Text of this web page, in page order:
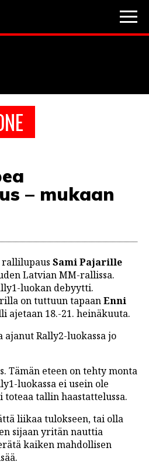
– mukaan
rallilupaus Sami Pajarille
Latvian MM-rallissa.
luokan debyytti.
on tuttuun tapaanEnni
ajetaan 18.-21. heinäkuuta.
Rally2-luokassa jo
Tämän eteen on tehty monta
luokassa ei usein ole
toteaa tallin haastattelussa.
liikaa tulokseen, tai olla
sijaan yritän nauttia
kaiken mahdollisen
Veikkausliiga